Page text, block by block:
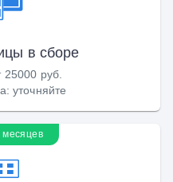
в сборе
25000 руб.
: уточняйте
месяцев